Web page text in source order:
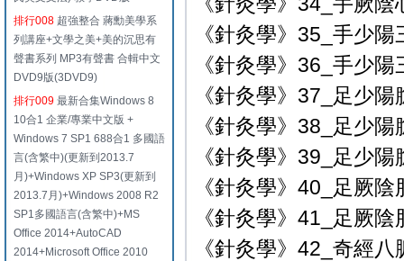
排行008 超強整合 蔣勳美學系
列講座+文學之美+美的沉思有
聲書系列 MP3有聲書 合輯中文
DVD9版(3DVD9)
排行009 最新合集Windows 8
10合1 企業/專業中文版 +
Windows 7 SP1 688合1 多國語
言(含繁中)(更新到2013.7
月)+Windows XP SP3(更新到
2013.7月)+Windows 2008 R2
SP1多國語言(含繁中)+MS
Office 2014+AutoCAD
2014+Microsoft Office 2010
《針灸學》35_手少
《針灸學》36_手少
《針灸學》37_足少
《針灸學》38_足少
《針灸學》39_足少
《針灸學》40_足厥陰
《針灸學》41_足厥
《針灸學》42_奇經